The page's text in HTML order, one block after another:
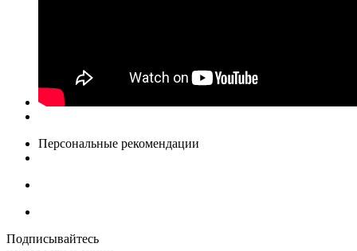
Персональные рекомендации
Подписывайтесь